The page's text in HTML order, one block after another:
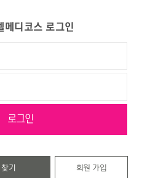
메디코스 로그인
기 회원 가입